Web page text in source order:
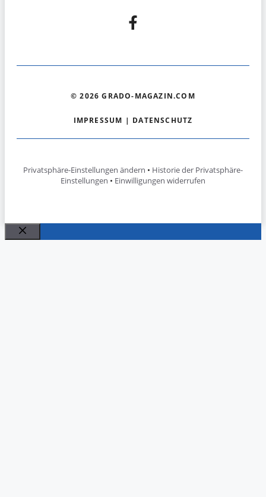
© 2026 GRADO-MAGAZIN.COM
IMPRESSUM | DATENSCHUTZ
Privatsphäre-Einstellungen ändern • Historie der Privatsphäre-
Einstellungen • Einwilligungen widerrufen
Schließen